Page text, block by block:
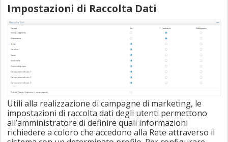
Impostazioni di Raccolta Dati
Utili alla realizzazione di campagne di marketing, le
impostazioni di raccolta dati degli utenti permettono
all’amministratore di definire quali informazioni
richiedere a coloro che accedono alla Rete attraverso il